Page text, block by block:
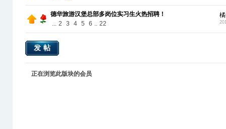
德华旅游汉堡总部多岗位实习生火热招聘！
... 2 3 4 5 6 .. 22
发帖
正在浏览此版块的会员